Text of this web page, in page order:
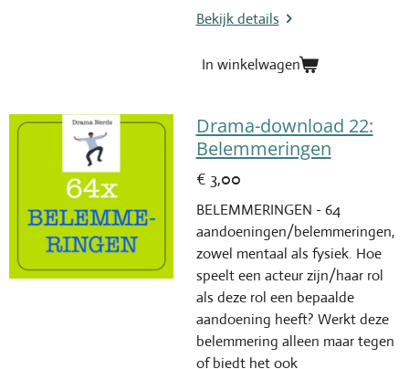
Bekijk details
In winkelwagen
Drama-download 22:
Belemmeringen
€ 3,00
BELEMMERINGEN - 64
aandoeningen/belemmeringen,
zowel mentaal als fysiek. Hoe
speelt een acteur zijn/haar rol
als deze rol een bepaalde
aandoening heeft? Werkt deze
belemmering alleen maar tegen
of biedt het ook